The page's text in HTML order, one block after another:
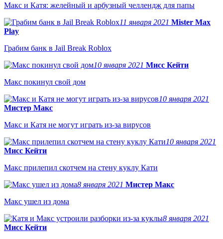
Макс и Катя: желейный и арбузный челлендж для папы
11 января 2021 Mister Max
Play
Грабим банк в Jail Break Roblox
10 января 2021 Мисс Кейти
Макс покинул свой дом
10 января 2021
Мистер Макс
Макс и Катя не могут играть из-за вирусов
10 января 2021
Мисс Кейти
Макс прилепил скотчем на стену куклу Кати
8 января 2021 Мистер Макс
Макс ушел из дома
8 января 2021
Мисс Кейти